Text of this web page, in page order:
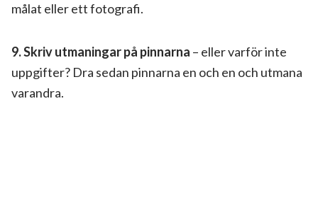
målat eller ett fotografi.
9. Skriv utmaningar på pinnarna – eller varför inte
uppgifter? Dra sedan pinnarna en och en och utmana
varandra.